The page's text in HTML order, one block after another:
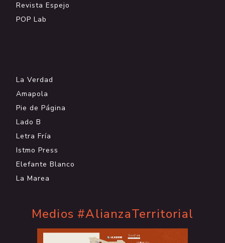
Revista Espejo
POP Lab
La Verdad
Amapola
Pie de Página
Lado B
Letra Fría
Istmo Press
Elefante Blanco
La Marea
Medios #AlianzaTerritorial